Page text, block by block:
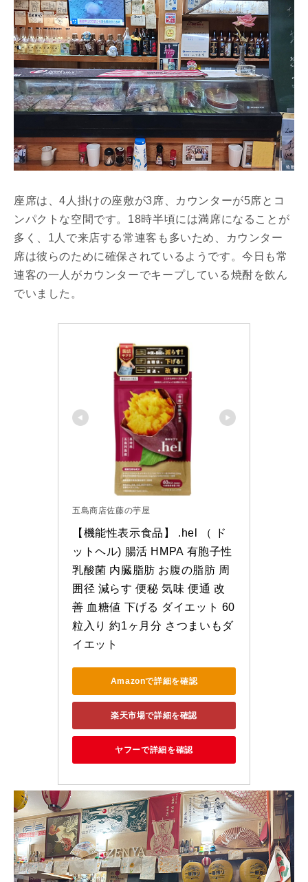
座席は、4人掛けの座敷が3席、カウンターが5席とコ
ンパクトな空間です。18時半頃には満席になることが
多く、1人で来店する常連客も多いため、カウンター
席は彼らのために確保されているようです。今日も常
連客の一人がカウンターでキープしている焼酎を飲ん
でいました。
五島商店佐藤の芋屋
【機能性表示食品】 .hel （ ド
ットヘル) 腸活 HMPA 有胞子性
乳酸菌 内臓脂肪 お腹の脂肪 周
囲径 減らす 便秘 気味 便通 改
善 血糖値 下げる ダイエット 60
粒入り 約1ヶ月分 さつまいもダ
イエット
Amazonで詳細を確認
楽天市場で詳細を確認
ヤフーで詳細を確認